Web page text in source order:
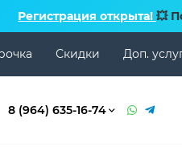
Регистрация открыта! 💥
Скидки Доп.
8 (964) 635-16-74